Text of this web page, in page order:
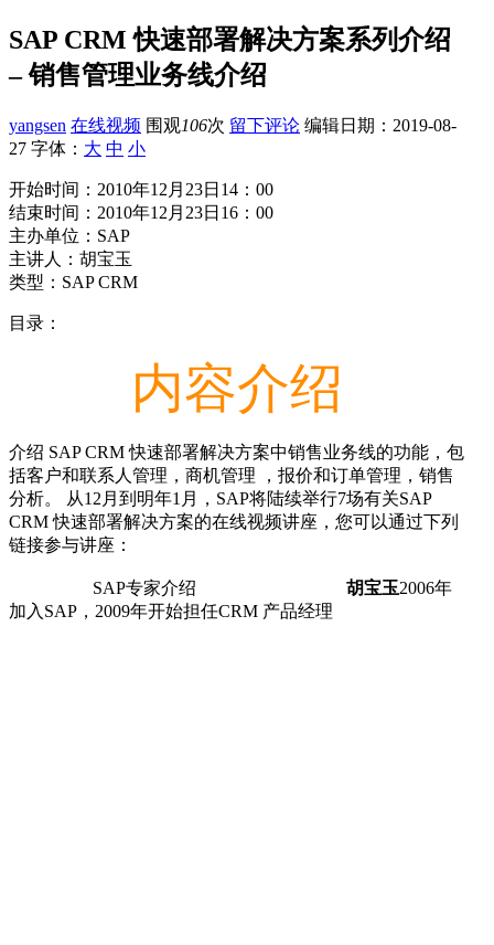
SAP CRM 快速部署解决方案系列介绍
– 销售管理业务线介绍
yangsen 在线视频 围观106次 留下评论 编辑日期： 2019-08-
27 字体： 大 中 小
开始时间：2010年12月23日14：00
结束时间：2010年12月23日16：00
主办单位：SAP
主讲人：胡宝玉
类型：SAP CRM
目录：
内容介绍
介绍 SAP CRM 快速部署解决方案中销售业务线的功能，包
括客户和联系人管理，商机管理 ，报价和订单管理，销售
分析。 从12月到明年1月，SAP将陆续举行7场有关SAP
CRM 快速部署解决方案的在线视频讲座，您可以通过下列
链接参与讲座：
SAP专家介绍 胡宝玉2006年
加入SAP，2009年开始担任CRM 产品经理